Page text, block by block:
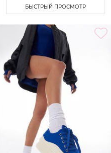
БЫСТРЫЙ ПРОСМОТР